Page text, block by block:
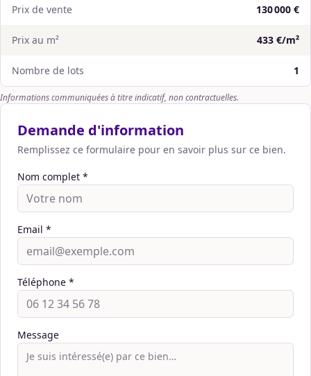
Prix de vente 130 000 €
Prix au m² 433 €/m²
Nombre de lots 1
Informations communiquées à titre indicatif, non contractuelles.
Demande d'information
Remplissez ce formulaire pour en savoir plus sur ce bien.
Nom complet *
Email *
Téléphone *
Message